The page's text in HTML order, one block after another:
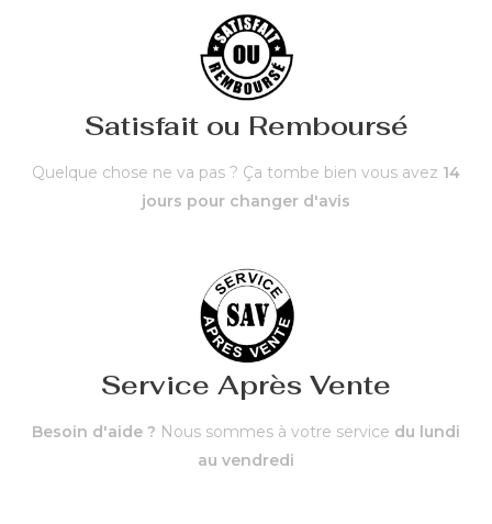
Satisfait ou Remboursé
Quelque chose ne va pas ? Ça tombe bien vous avez 14
jours pour changer d'avis
Service Après Vente
Besoin d'aide ? Nous sommes à votre service du lundi
au vendredi